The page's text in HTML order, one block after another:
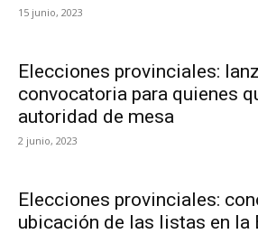
15 junio, 2023
Elecciones provinciales:
convocatoria para quienes
autoridad de mesa
2 junio, 2023
Elecciones provinciales:
ubicación de las listas en la